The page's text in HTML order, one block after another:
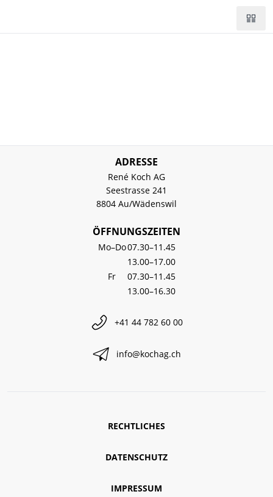
ADRESSE
René Koch AG
Seestrasse 241
8804 Au/Wädenswil
ÖFFNUNGSZEITEN
Mo–Do07.30–11.45
13.00–17.00
Fr
07.30–11.45
13.00–16.30
+41 44 782 60 00
info@kochag.ch
RECHTLICHES
DATENSCHUTZ
IMPRESSUM